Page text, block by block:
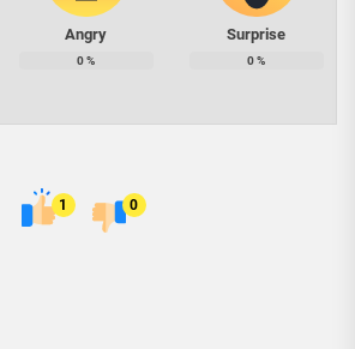
Angry
0%
Surprise
0%
1 0